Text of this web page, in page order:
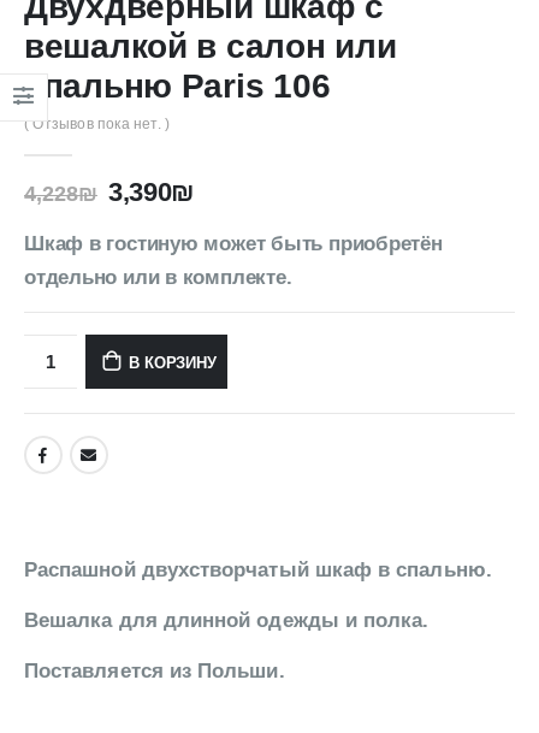
вешалкой в салон или
спальню Paris 106
( Отзывов пока нет. )
4,228₪ 3,390₪
Шкаф в гостиную может быть приобретён
отдельно или в комплекте.
В КОРЗИНУ
Распашной двухстворчатый шкаф в спальню.
Вешалка для длинной одежды и полка.
Поставляется из Польши.